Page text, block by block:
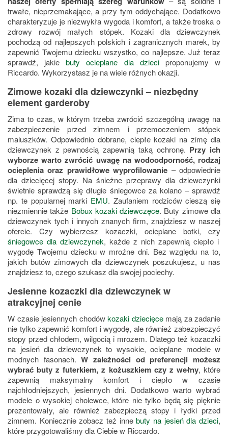
trwałe, nieprzemakające, a przy tym oddychające. Dodatkowo
charakteryzuje je niezwykła wygoda i komfort, a także troska o
zdrowy rozwój małych stópek. Kozaki dla dziewczynek
pochodzą od najlepszych polskich i zagranicznych marek, by
zapewnić Twojemu dziecku wszystko, co najlepsze. Już teraz
sprawdź, jakie buty ocieplane dla dzieciproponujemy w
Riccardo. Wykorzystasz je na wiele różnych okazji.
Zimowe kozaki dla dziewczynki – niezbędny
element garderoby
Zima to czas, w którym trzeba zwrócić szczególną uwagę na
zabezpieczenie przed zimnem i przemoczeniem stópek
maluszków. Odpowiednio dobrane, ciepłe kozaki na zimę dla
dziewczynek z pewnością zapewnią taką ochronę. Przy ich
wyborze warto zwrócić uwagę na wodoodporność, rodzaj
ocieplenia oraz prawidłowe wyprofilowanie – odpowiednie
dla dziecięcej stopy. Na śnieżne przeprawy dla dziewczynki
świetnie sprawdzą się długie śniegowce za kolano – sprawdź
np. te popularnej marki EMU. Zaufaniem rodziców cieszą się
niezmiennie także Bobux kozaki dziewczęce. Buty zimowe dla
dziewczynek tych i innych znanych firm, znajdziesz w naszej
ofercie. Czy wybierzesz kozaczki, ocieplane botki, czy
śniegowce dla dziewczynek, każde z nich zapewnią ciepło i
wygodę Twojemu dziecku w mroźne dni. Bez względu na to,
jakich butów zimowych dla dziewczynek poszukujesz, u nas
znajdziesz to, czego szukasz dla swojej pociechy.
Jesienne kozaczki dla dziewczynek w
atrakcyjnej cenie
W czasie jesiennych chodów kozaki dziecięcemają za zadanie
nie tylko zapewnić komfort i wygodę, ale również zabezpieczyć
stopy przed chłodem, wilgocią i mrozem. Dlatego też kozaczki
na jesień dla dziewczynek to wysokie, ocieplane modele w
modnych fasonach.W zależności od preferencji możesz
wybrać buty z futerkiem, z kożuszkiem czy z wełny, które
zapewnią maksymalny komfort i ciepło w czasie
najchłodniejszych, jesiennych dni. Dodatkowo warto wybrać
modele o wysokiej cholewce, które nie tylko będą się pięknie
prezentowały, ale również zabezpieczą stopy i łydki przed
zimnem. Koniecznie zobacz też inne buty na jesień dla dzieci,
które przygotowaliśmy dla Ciebie w Riccardo.